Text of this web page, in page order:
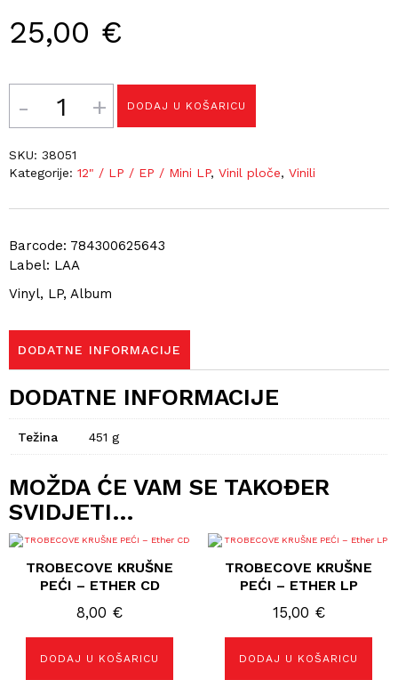
25,00 €
Barcode: 784300625643
Label: LAA
Vinyl, LP, Album
DODAJ U KOŠARICU
SKU: 38051
Kategorije: 12" / LP / EP / Mini LP, Vinil ploče, Vinili
DODATNE INFORMACIJE
DODATNE INFORMACIJE
Težina 451 g
MOŽDA ĆE VAM SE TAKOĐER
SVIDJETI…
TROBECOVE KRUŠNE
PEĆI – ETHER CD
8,00 €
DODAJ U KOŠARICU
TROBECOVE KRUŠNE
PEĆI – ETHER LP
15,00 €
DODAJ U KOŠARICU